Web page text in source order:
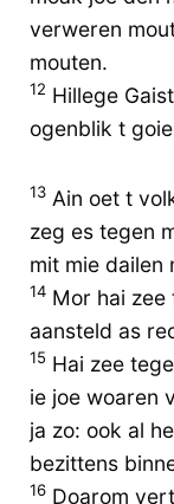
verweren
mouten.
12 Hillege
ogenblik t
13 Ain oet t
zeg es tegen
mit mie dailen
14 Mor hai zee
aansteld as
15 Hai zee
ie joe woaren
ja zo: ook al
bezittens
16 Doarom